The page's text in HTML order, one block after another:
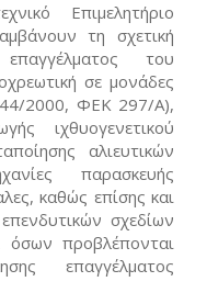
Επιμελητήριο
τη σχετική
του
σε μονάδες
2000, ΦΕΚ 297/Α),
ιχθυογενετικού
αλιευτικών
παρασκευής
καθώς επίσης και
σχεδίων
όσων προβλέπονται
επαγγέλματος